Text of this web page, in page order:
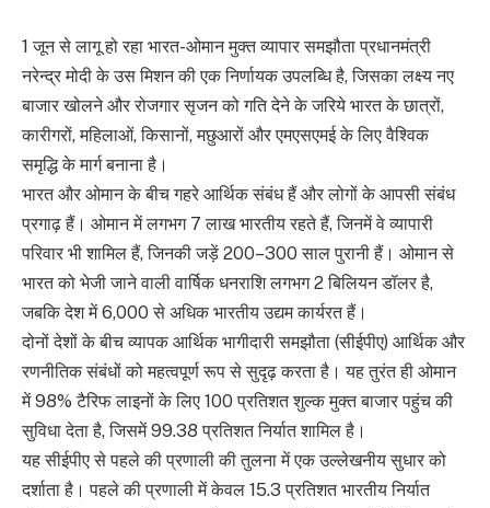
1 जून से लागू हो रहा भारत-ओमान मुक्त व्यापार समझौता प्रधानमंत्री
नरेन्द्र मोदी के उस मिशन की एक निर्णायक उपलब्धि है, जिसका लक्ष्य नए
बाजार खोलने और रोजगार सृजन को गति देने के जरिये भारत के छात्रों,
कारीगरों, महिलाओं, किसानों, मछुआरों और एमएसएमई के लिए वैश्विक
समृद्धि के मार्ग बनाना है।
भारत और ओमान के बीच गहरे आर्थिक संबंध हैं और लोगों के आपसी संबंध
प्रगाढ़ हैं। ओमान में लगभग 7 लाख भारतीय रहते हैं, जिनमें वे व्यापारी
परिवार भी शामिल हैं, जिनकी जड़ें 200–300 साल पुरानी हैं। ओमान से
भारत को भेजी जाने वाली वार्षिक धनराशि लगभग 2 बिलियन डॉलर है,
जबकि देश में 6,000 से अधिक भारतीय उद्यम कार्यरत हैं।
दोनों देशों के बीच व्यापक आर्थिक भागीदारी समझौता (सीईपीए) आर्थिक और
रणनीतिक संबंधों को महत्वपूर्ण रूप से सुदृढ़ करता है। यह तुरंत ही ओमान
में 98% टैरिफ लाइनों के लिए 100 प्रतिशत शुल्क मुक्त बाजार पहुंच की
सुविधा देता है, जिसमें 99.38 प्रतिशत निर्यात शामिल है।
यह सीईपीए से पहले की प्रणाली की तुलना में एक उल्लेखनीय सुधार को
दर्शाता है। पहले की प्रणाली में केवल 15.3 प्रतिशत भारतीय निर्यात